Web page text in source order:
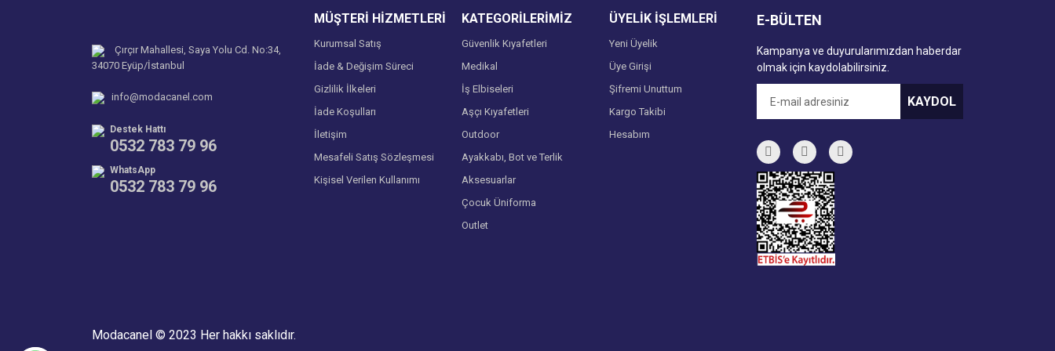
Çırçır Mahallesi, Saya Yolu Cd. No:34,
34070 Eyüp/İstanbul
info@modacanel.com
Destek Hattı
0532 783 79 96
WhatsApp
0532 783 79 96
MÜŞTERİ HİZMETLERİ
Kurumsal Satış
İade & Değişim Süreci
Gizlilik İlkeleri
İade Koşulları
İletişim
Mesafeli Satış Sözleşmesi
Kişisel Verilen Kullanımı
KATEGORİLERİMİZ
Güvenlik Kıyafetleri
Medikal
İş Elbiseleri
Aşçı Kıyafetleri
Outdoor
Ayakkabı, Bot ve Terlik
Aksesuarlar
Çocuk Üniforma
Outlet
ÜYELİK İŞLEMLERİ
Yeni Üyelik
Üye Girişi
Şifremi Unuttum
Kargo Takibi
Hesabım
E-BÜLTEN
Kampanya ve duyurularımızdan haberdar
olmak için kaydolabilirsiniz.
KAYDOL
Modacanel © 2023 Her hakkı saklıdır.